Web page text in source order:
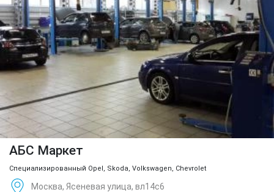
АБС Маркет
Специализированный Opel, Skoda, Volkswagen, Chevrolet
Москва, Ясеневая улица, вл14с6